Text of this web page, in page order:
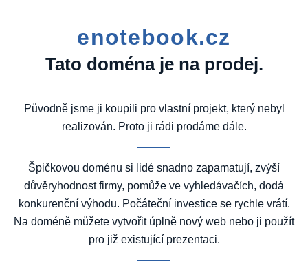
enotebook.cz
Tato doména je na prodej.
Původně jsme ji koupili pro vlastní projekt, který nebyl
realizován. Proto ji rádi prodáme dále.
Špičkovou doménu si lidé snadno zapamatují, zvýší
důvěryhodnost firmy, pomůže ve vyhledávačích, dodá
konkurenční výhodu. Počáteční investice se rychle vrátí.
Na doméně můžete vytvořit úplně nový web nebo ji použít
pro již existující prezentaci.